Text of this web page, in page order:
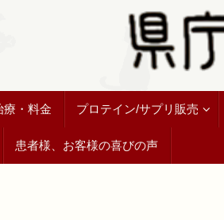
療・料金 プロテイン/サプリ販売
患者様、お客様の喜びの声